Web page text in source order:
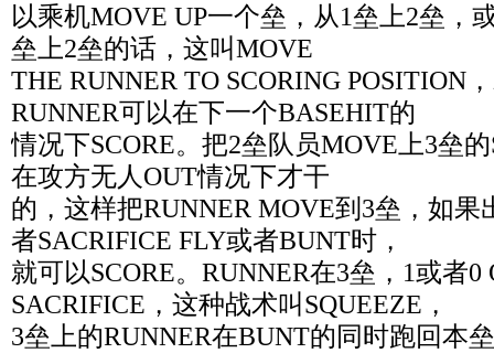
以乘机MOVE UP一个垒，从1垒上2垒，
垒上2垒的话，这叫MOVE
THE RUNNER TO SCORING POSITION
RUNNER可以在下一个BASEHIT的
情况下SCORE。把2垒队员MOVE上3垒
在攻方无人OUT情况下才干
的，这样把RUNNER MOVE到3垒，如
者SACRIFICE FLY或者BUNT时，
就可以SCORE。RUNNER在3垒，1或者
SACRIFICE，这种战术叫SQUEEZE，
3垒上的RUNNER在BUNT的同时跑回本